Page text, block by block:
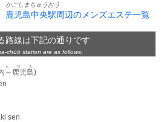
かごしまちゅうおう
鹿児島中央駅周辺のメンズエステ一覧
路線は下記の通りです
chūō station are as follows:
～鹿児島)
せん
sen